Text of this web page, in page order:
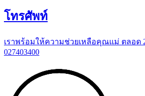
โทรศัพท์
เราพร้อมให้ความช่วยเหลือคุณแม่ ตลอด
027403400